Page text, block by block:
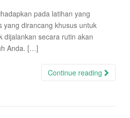
pada latihan yang
yang dirancang khusus untuk
dijalankan secara rutin akan
Anda. […]
Continue reading